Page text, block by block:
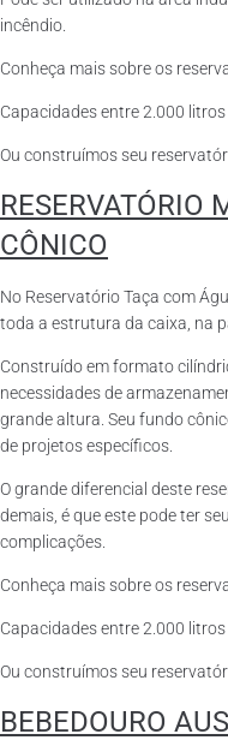
incêndio.
Conheça mais sobre os
Capacidades entre 2.000
Ou construímos seu
RESERVATÓRIO
CÔNICO
No Reservatório Taça com
toda a estrutura da caixa, na
Construído em formato
necessidades de
grande altura. Seu fundo
de projetos específicos.
O grande diferencial deste
demais, é que este pode ter
complicações.
Conheça mais sobre os
Capacidades entre 2.000
Ou construímos seu
BEBEDOURO